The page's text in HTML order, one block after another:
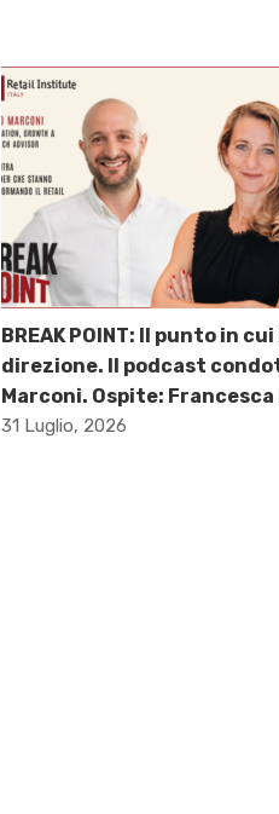
BREAK POINT: Il punto in
direzione. Il podcast
Marconi. Ospite:
31 Luglio, 2026